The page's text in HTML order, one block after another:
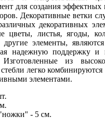
для создания
Декоративные ветки
декоративных
цветы, листья, ягоды,
элементы,
надежную поддержку и
из
легко
элементами.
- 5 см.